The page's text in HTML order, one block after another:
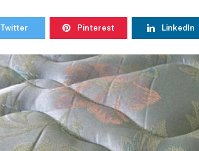
Twitter Pinterest LinkedIn